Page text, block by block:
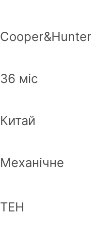
Cooper&Hunter
36 міс
Китай
Механічне
ТЕН